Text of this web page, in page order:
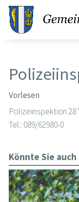
Vorlesen
Polizeiinspektion 28
Tel.: 089/62980-0
Könnte Sie